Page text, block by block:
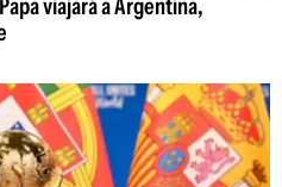
viajará a Argentina,